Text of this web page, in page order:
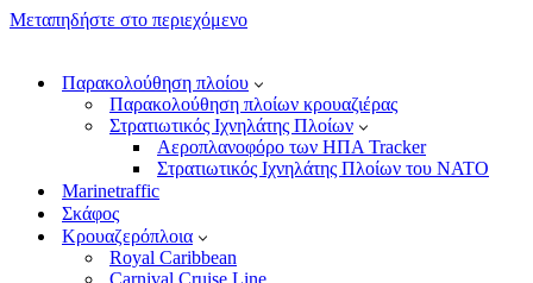
Μεταπηδήστε στο περιεχόμενο
Παρακολούθηση πλοίου
Παρακολούθηση πλοίων κρουαζιέρας
Στρατιωτικός Ιχνηλάτης Πλοίων
Αεροπλανοφόρο των ΗΠΑ Tracker
Στρατιωτικός Ιχνηλάτης Πλοίων του ΝΑΤΟ
Marinetraffic
Σκάφος
Κρουαζερόπλοια
Royal Caribbean
Carnival Cruise Line